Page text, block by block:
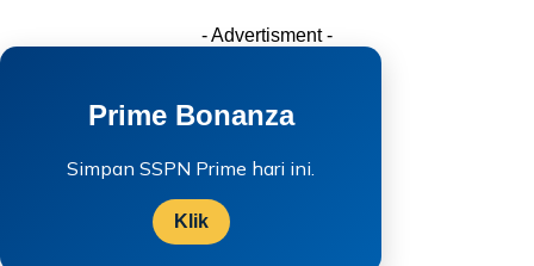
- Advertisment -
Prime Bonanza
Simpan SSPN Prime hari ini.
Klik